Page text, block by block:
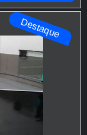
as tendências
Destaque